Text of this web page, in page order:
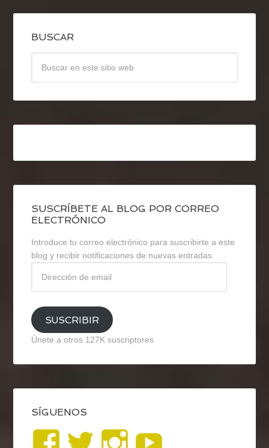
BUSCAR
SUSCRÍBETE AL BLOG POR CORREO
ELECTRÓNICO
Introduce tu correo electrónico para suscribirte a este
blog y recibir notificaciones de nuevas entradas.
email
SUSCRIBIR
Únete a otros 127K suscriptores
SÍGUENOS